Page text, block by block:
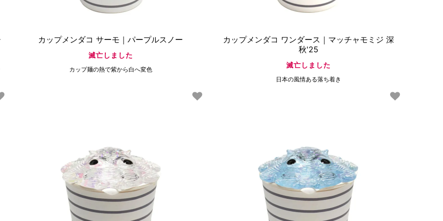
カップメンダコ サーモ｜パープルスノー
滅亡しました
カップ麺の熱で紫から白へ変色
カップメンダコ ワンダース｜マッチャモミジ 深
秋'25
滅亡しました
日本の風情ある落ち着き